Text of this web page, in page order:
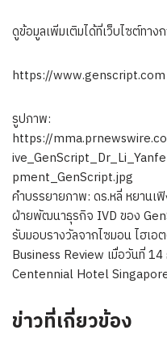
ดูข้อมูลเพิ่มเติมได้ที่เว็บไซต์ทา
https://www.genscript.com
รูปภาพ:
https://
pment_GenScript.jpg
คำบรรยายภาพ: ดร.หลี่ หยานเ
ฝ่ายพัฒนาธุรกิจ IVD ของ
รับมอบรางวัลจากไซมอน ไฮเ
Business Review เมื่อวันที่
Centennial Hotel
ข่าวที่เกี่ยวข้อง